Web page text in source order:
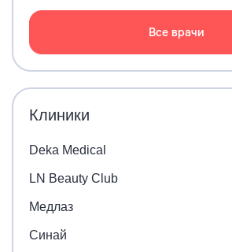
Все врачи
Клиники
Deka Medical
LN Beauty Club
Медлаз
Синай